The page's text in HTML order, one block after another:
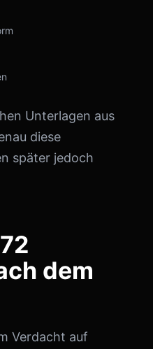
Unterlagen aus
diese
später jedoch
dem
Verdacht auf